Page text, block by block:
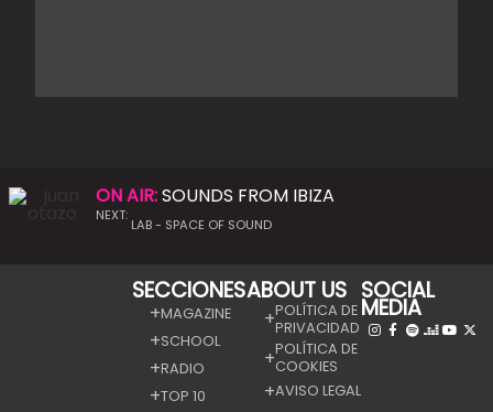
ON AIR:SOUNDS FROM IBIZA
NEXT:
LAB - SPACE OF SOUND
SECCIONES
MAGAZINE
SCHOOL
RADIO
TOP 10
ABOUT US
POLÍTICA DE
PRIVACIDAD
POLÍTICA DE
COOKIES
AVISO LEGAL
SOCIAL
MEDIA